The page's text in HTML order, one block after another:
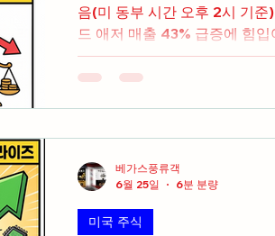
음(미 동부 시간 오후 2시 기준) 마이크로소프트가 클라우
드 애저 매출 43% 급증에 힘
금리 동결 여파로 급락했던 기
강력한 반등 주도 반도체 ETF(SOXX)가 8% 이상 급등하고
입 메타 플랫폼스는 3분기 가이던스 실망과 2분기 잉여현금
흐름 91% 폭락 소식에 9% 이
따른 빅테크 간 극명한 수익률
장률이 1.5%로 예상치를 밑돌
전월 대비 -0.1% 하락하며 시
미국 주식
베가스풍류객
6월 25일
6분 분량